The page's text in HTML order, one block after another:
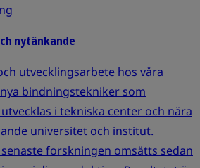
nytänkande
utvecklingsarbete hos våra
bindningstekniker som
i tekniska center och nära
universitet och institut.
forskningen omsätts sedan